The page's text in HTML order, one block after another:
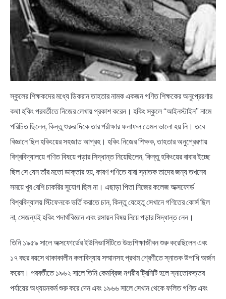
স্কুলের শিক্ষকদের মধ্যে ডিকরান তাহতার নামক একজন গণিত শিক্ষকের অনুপ্রেরণার
কথা হকিং পরবর্তীতে নিজের লেখায় প্রকাশ করেন। হকিং স্কুলে “আইনস্টাইন” নামে
পরিচিত ছিলেন, কিন্তু শুরুর দিকে তার পরীক্ষার ফলাফল তেমন ভালো হয় নি। তবে
বিজ্ঞানে ছিল হকিংয়ের সহজাত আগ্রহ। হকিং নিজের শিক্ষক, তাহতার অনুপ্রেরণায়
বিশ্ববিদ্যালয়ে গণিত বিষয়ে পড়ার সিদ্ধান্ত নিয়েছিলেন, কিন্তু হকিংয়ের বাবার ইচ্ছে
ছিল সে যেন তাঁর মতো ডাক্তার হয়, কারণ গণিতে যারা স্নাতক তাদের জন্য তখনের
সময়ে খুব বেশি চাকরির সুযোগ ছিল না। এছাড়া পিতা নিজের কলেজ অক্সফোর্ড
বিশ্ববিদ্যালয় স্টিফেনকে ভর্তি করাতে চান, কিন্তু যেহেতু সেখানে গণিতের কোর্স ছিল
না, সেজন্যই হকিং পদার্থবিজ্ঞান এবং রসায়ন বিষয় নিয়ে পড়ার সিদ্ধান্ত নেন।
তিনি ১৯৫৯ সালে অক্সফোর্ডের ইউনিভার্সিটিতে উচ্চশিক্ষাজীবন শুরু করেছিলেন এবং
১৭ বছর বয়সে থাকাকালীন কলাবিদ্যায় সম্মানসহ প্রথম শ্রেণীতে স্নাতক উপাধি অর্জন
করেন। পরবর্তীতে ১৯৬২ সালে তিনি কেমব্রিজ নগরীর ট্রিনিটি হলে স্নাতোকত্তর
পর্যায়ের অধ্যয়নকর্ম শুরু করে দেন এবং ১৯৬৬ সালে সেখান থেকে ফলিত গণিত এবং